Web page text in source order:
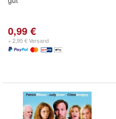
0,99 €
+ 2,95 € Versand